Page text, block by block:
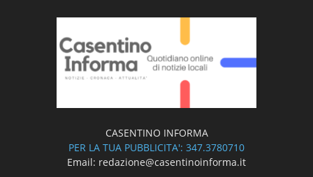
CASENTINO INFORMA
PER LA TUA PUBBLICITA': 347.3780710
Email: redazione@casentinoinforma.it